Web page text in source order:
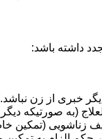
داشته باشد:
خبری از زن
(به صورتیکه
زناشویی (تمکین